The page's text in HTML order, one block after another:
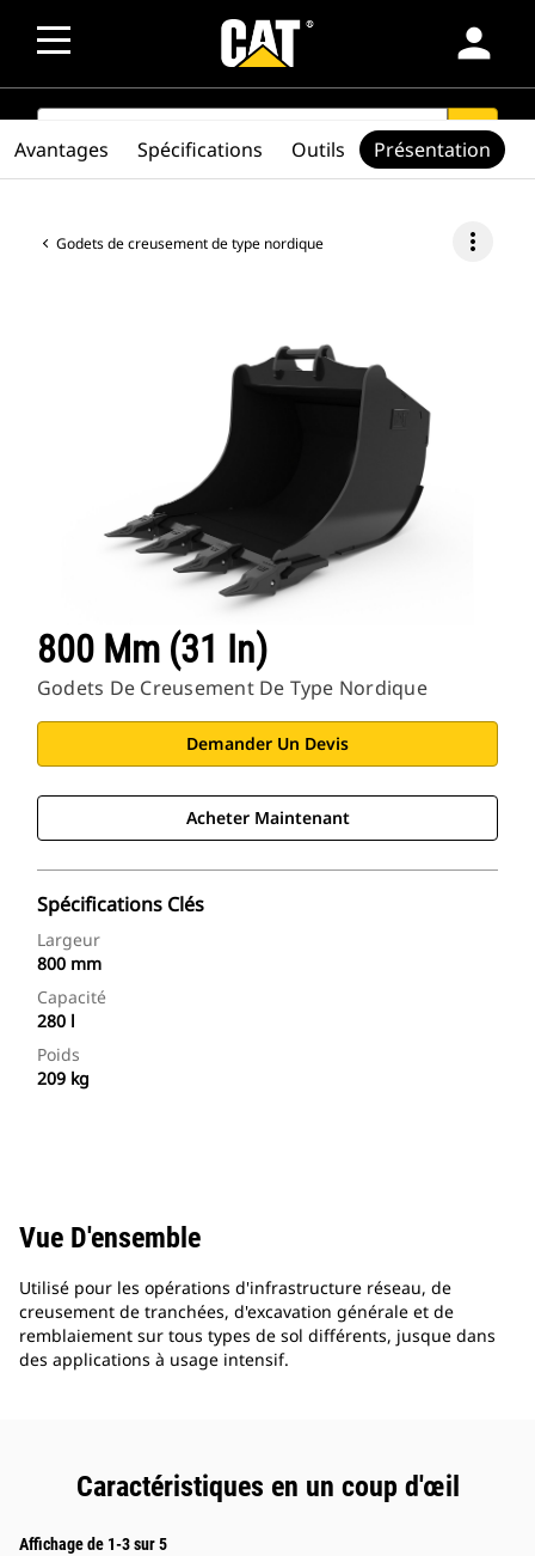
person
SEARCH search
Godets de creusement de type nordique more_vert
800 Mm (31 In)
Godets De Creusement De Type Nordique
Demander Un Devis
Acheter Maintenant
Spécifications Clés
Largeur
800 mm
Capacité
280 l
Poids
209 kg
Avantages Spécifications Outils Présentation
Vue D'ensemble
Utilisé pour les opérations d'infrastructure réseau, de
creusement de tranchées, d'excavation générale et de
remblaiement sur tous types de sol différents, jusque dans
des applications à usage intensif.
Caractéristiques en un coup d'œil
Affichage de 1-3 sur 5